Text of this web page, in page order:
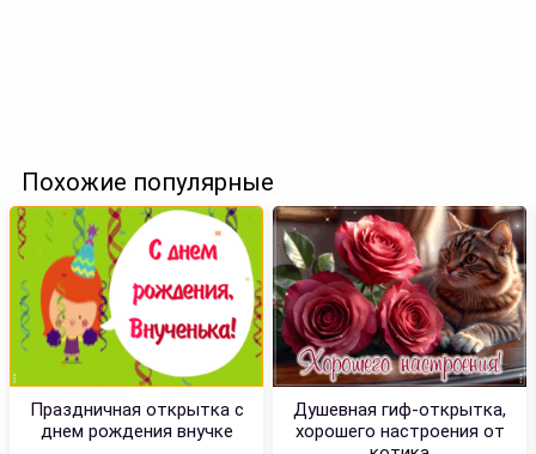
Похожие популярные
Праздничная открытка с
днем рождения внучке
Душевная гиф-открытка,
хорошего настроения от